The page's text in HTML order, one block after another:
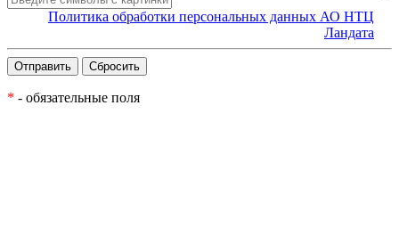
Политика обработки персональных данных АО НТЦ
Ландата
* - обязательные поля